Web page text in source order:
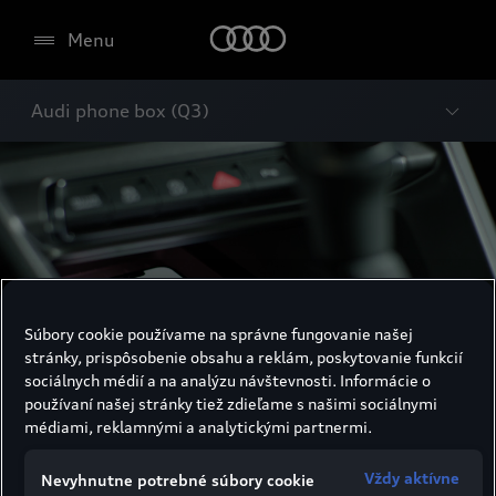
Menu
Audi phone box (Q3)
Audi phone Box
Súbory cookie používame na správne fungovanie našej
stránky, prispôsobenie obsahu a reklám, poskytovanie funkcií
sociálnych médií a na analýzu návštevnosti. Informácie o
používaní našej stránky tiež zdieľame s našimi sociálnymi
médiami, reklamnými a analytickými partnermi.
Nevyhnutne potrebné súbory cookie Vždy aktívne